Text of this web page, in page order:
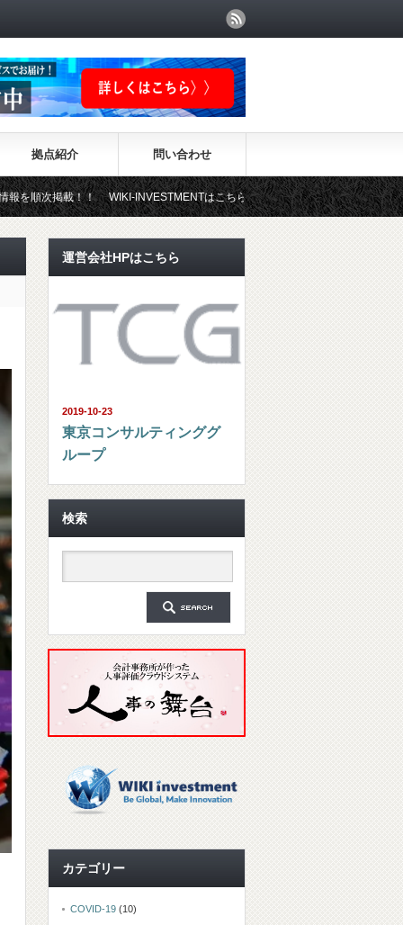
拠点紹介 問い合わせ
WIKI-INVESTMENTはこちらから！
運営会社HPはこちら
2019-10-23
東京コンサルティンググ
ループ
検索
カテゴリー
COVID-19 (10)